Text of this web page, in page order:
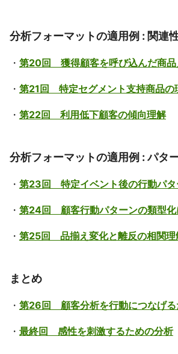
分析フォーマットの適用例 : 関連
・ 第20回 獲得顧客を呼び込んだ商品
・ 第21回 特定セグメント支持商品の
・ 第22回 利用低下顧客の傾向理解
分析フォーマットの適用例 : パタ
・ 第23回 特定イベント後の行動パタ
・ 第24回 顧客行動パターンの類型化
・ 第25回 品揃え変化と離反の相関理
まとめ
・ 第26回 顧客分析を行動につなげる
・ 最終回 感性を刺激するための分析